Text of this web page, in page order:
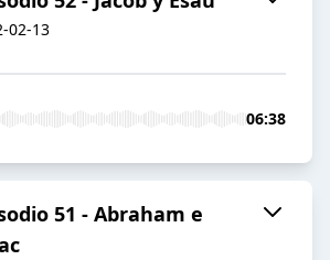
02-13
06:38
51 - Abraham e